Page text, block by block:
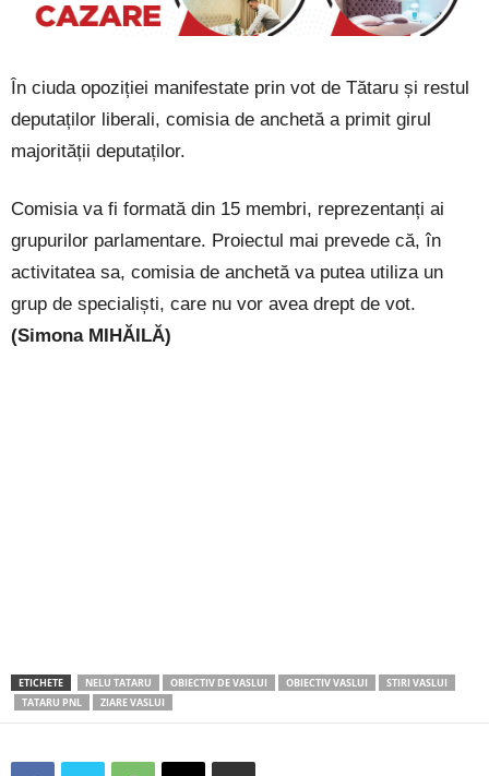
În ciuda opoziției manifestate prin vot de Tătaru și restul
deputaților liberali, comisia de anchetă a primit girul
majorității deputaților.
Comisia va fi formată din 15 membri, reprezentanți ai
grupurilor parlamentare. Proiectul mai prevede că, în
activitatea sa, comisia de anchetă va putea utiliza un
grup de specialiști, care nu vor avea drept de vot.
(Simona MIHĂILĂ)
ETICHETE NELU TATARU OBIECTIV DE VASLUI OBIECTIV VASLUI
STIRI VASLUI
TATARU PNL
ZIARE VASLUI